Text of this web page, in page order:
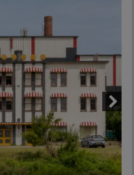
Next